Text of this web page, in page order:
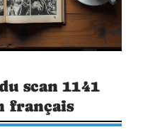
scan 1141
français